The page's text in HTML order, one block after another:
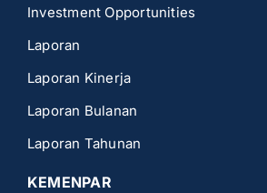
Investment Opportunities
Laporan
Laporan Kinerja
Laporan Bulanan
Laporan Tahunan
KEMENPAR